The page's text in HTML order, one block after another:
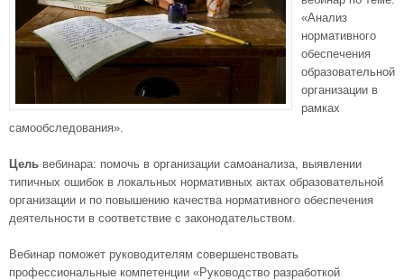
«Анализ
нормативного
обеспечения
образовательной
организации в
рамках
самообследования».
Цель вебинара: помочь в организации самоанализа, выявлении
типичных ошибок в локальных нормативных актах образовательной
организации и по повышению качества нормативного обеспечения
деятельности в соответствие с законодательством.
Вебинар поможет руководителям совершенствовать
профессиональные компетенции «Руководство разработкой